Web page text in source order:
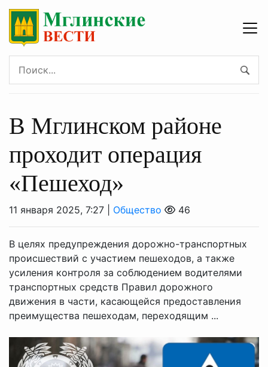
В Мглинском районе
проходит операция
«Пешеход»
11 января 2025, 7:27 | Общество 46
В целях предупреждения дорожно-транспортных
происшествий с участием пешеходов, а также
усиления контроля за соблюдением водителями
транспортных средств Правил дорожного
движения в части, касающейся предоставления
преимущества пешеходам, переходящим ...